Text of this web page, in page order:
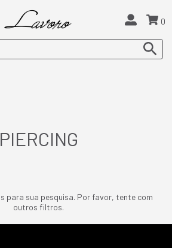
0
PIERCING
para sua pesquisa. Por favor, tente com
outros filtros.